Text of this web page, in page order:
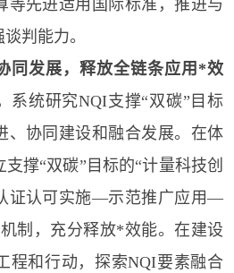
等先进适用国际标准，推进与
判能力。
发展，释放全链条应用*效
系统研究NQI支撑“双碳”目标
、协同建设和融合发展。在体
撑“双碳”目标的“计量科技创
证认可实施—示范推广应用—
制，充分释放*效能。在建设
程和行动，探索NQI要素融合